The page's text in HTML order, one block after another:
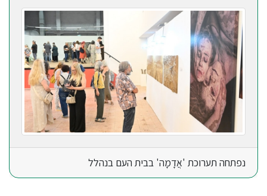
נפתחה תערוכת 'אֲדָמָה' בבית העם בנהלל